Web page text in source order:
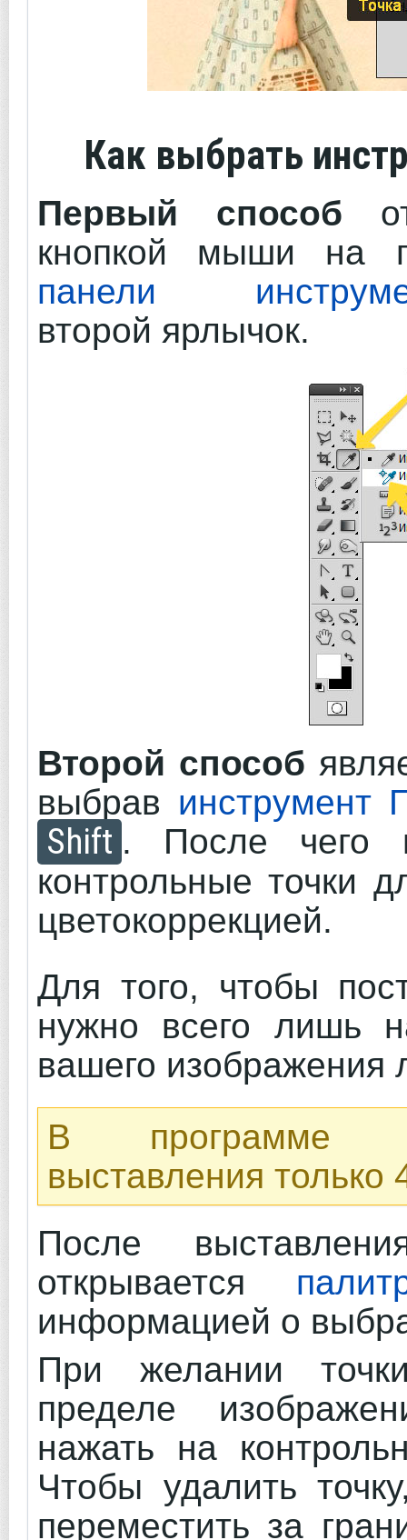
Как выбрать
Первый способ
кнопкой мыши на
панели
второй ярлычок.
Второй способ
выбрав инструмент
Shift . После чего
контрольные точки
цветокоррекцией.
Для того, чтобы
нужно всего лишь
вашего изображения
В программе
выставления только
После
открывается
информацией о
При желании
пределе
нажать на
Чтобы удалить
переместить за